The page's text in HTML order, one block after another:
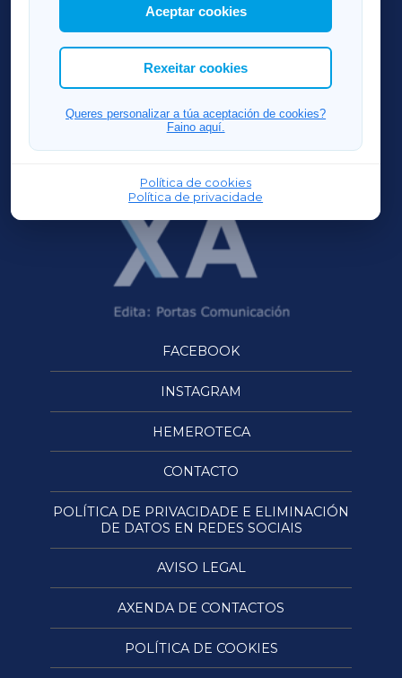
Así mesmo, podes personalizar a elección das
cookies que desexas permitir.
Aceptar cookies
Rexeitar cookies
Queres personalizar a túa aceptación de cookies?
Faino aquí.
Política de cookies
Política de privacidade
RIBEIRASACRAXA
ACORUÑAXA
FERROLXA
OURENSEXA
FACEBOOK
INSTAGRAM
HEMEROTECA
CONTACTO
POLÍTICA DE PRIVACIDADE E ELIMINACIÓN
DE DATOS EN REDES SOCIAIS
AVISO LEGAL
AXENDA DE CONTACTOS
POLÍTICA DE COOKIES